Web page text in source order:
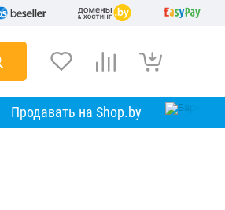
Продавать на Shop.by